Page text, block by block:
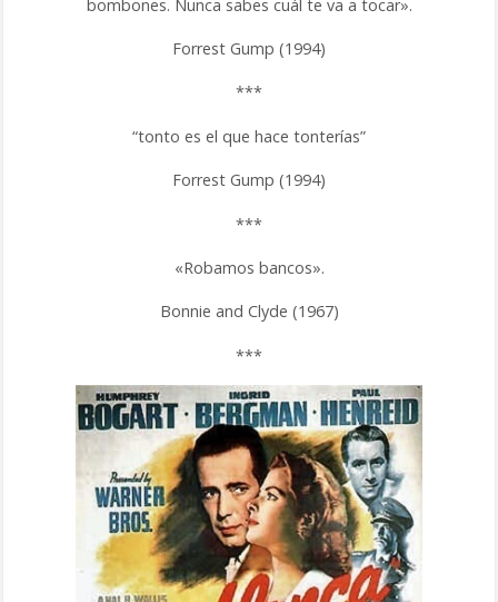
bombones. Nunca sabes cuál te va a tocar».
Forrest Gump (1994)
***
“tonto es el que hace tonterías”
Forrest Gump (1994)
***
«Robamos bancos».
Bonnie and Clyde (1967)
***